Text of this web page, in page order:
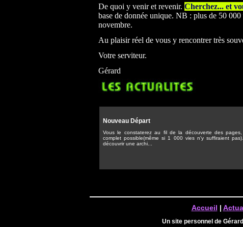
De quoi y venir et revenir. Cherchez... et
base de donnée unique. NB : plus de 50 000
novembre.
Au plaisir réel de vous y rencontrer très
Votre serviteur.
Gérard
Nouveau Départ
Vous le constaterez au fil de la découverte des
complet possible(même si 1 000 vies n'y suffiraient
découvrir une archi...
Accueil |
Un site personnel de